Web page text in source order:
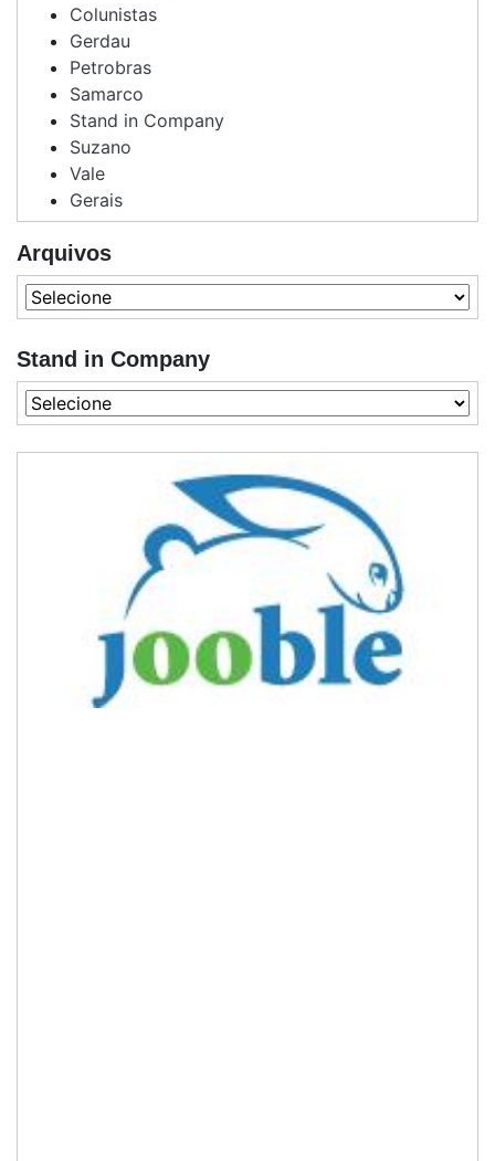
Colunistas
Gerdau
Petrobras
Samarco
Stand in Company
Suzano
Vale
Gerais
Arquivos
Stand in Company